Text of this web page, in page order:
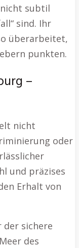
subtil
sind. Ihr
überarbeitet,
punkten.
–
nicht
oder
und präzises
Erhalt von
der sichere
des